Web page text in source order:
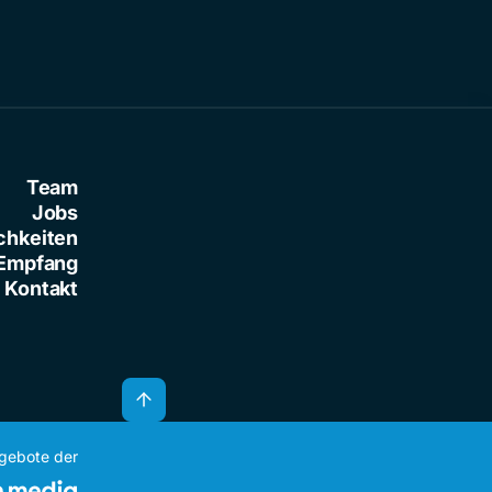
Team
Jobs
Kontakt
der